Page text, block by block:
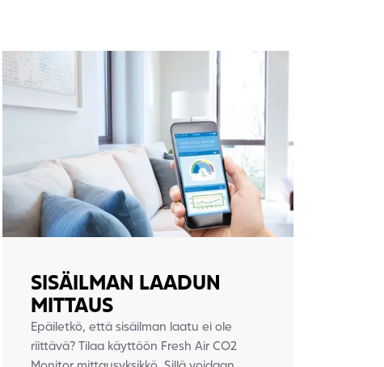
SISÄILMAN LAADUN
MITTAUS
Epäiletkö, että sisäilman laatu ei ole
riittävä? Tilaa käyttöön Fresh Air CO2